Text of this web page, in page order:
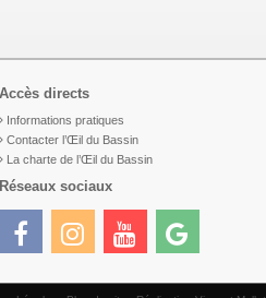
Accès directs
Informations pratiques
Contacter l’Œil du Bassin
La charte de l’Œil du Bassin
Réseaux sociaux